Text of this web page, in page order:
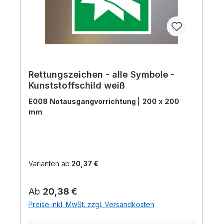
Rettungszeichen - alle Symbole -
Kunststoffschild weiß
E008 Notausgangvorrichtung
200 x 200
mm
Varianten ab 20,37 €
Regulärer Preis:
Ab 20,38 €
Preise inkl. MwSt. zzgl. Versandkosten